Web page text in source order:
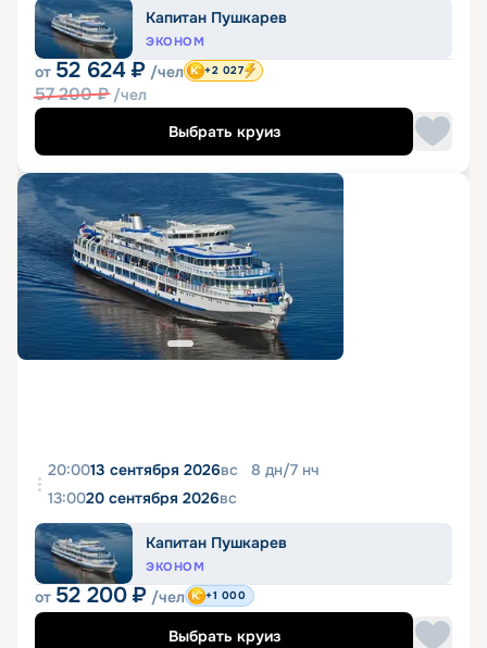
Капитан Пушкарев
ЭКОНОМ
от 52 624 ₽ /чел
57 200₽ /чел
+2 027
Выбрать круиз
20:0013 сентября 2026вс 8 дн/7 нч
13:0020 сентября 2026вс
Капитан Пушкарев
ЭКОНОМ
от 52 200 ₽ /чел +1 000
Выбрать круиз